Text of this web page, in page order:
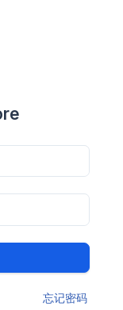
忘记密码